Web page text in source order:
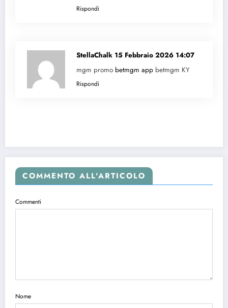
Rispondi
StellaChalk 15 Febbraio 2026 14:07
mgm promo betmgm app betmgm KY
Rispondi
COMMENTO ALL'ARTICOLO
Commenti
Nome